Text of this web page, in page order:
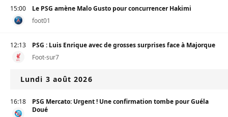
15:00
Le PSG amène Malo Gusto pour concurrencer Hakimi
foot01
12:13
PSG : Luis Enrique avec de grosses surprises face à Majorque
Foot-sur7
Lundi 3 août 2026
16:18
PSG Mercato: Urgent ! Une confirmation tombe pour Guéla
Doué